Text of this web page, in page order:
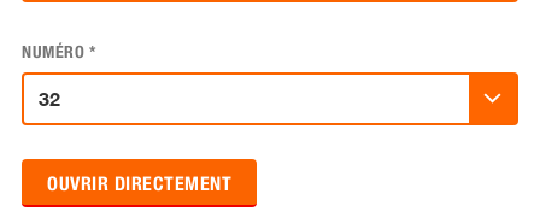
NUMÉRO *
OUVRIR DIRECTEMENT